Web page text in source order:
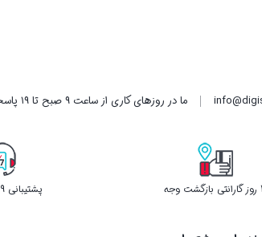
ما در روزهای کاری از ساعت ۹ صبح تا ۱۹ پاسخگوی شما هستیم
وجه پشتیبانی 9 صبح تا 19